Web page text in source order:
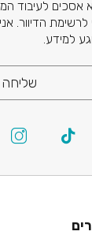
אסכים לעיבוד
הדיוור. אני
למידע.
שליחה